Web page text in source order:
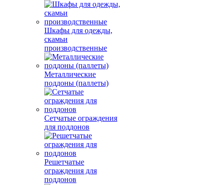
Шкафы для одежды,
скамьи
производственные
Металлические
поддоны (паллеты)
Сетчатые ограждения
для поддонов
Решетчатые
ограждения для
поддонов